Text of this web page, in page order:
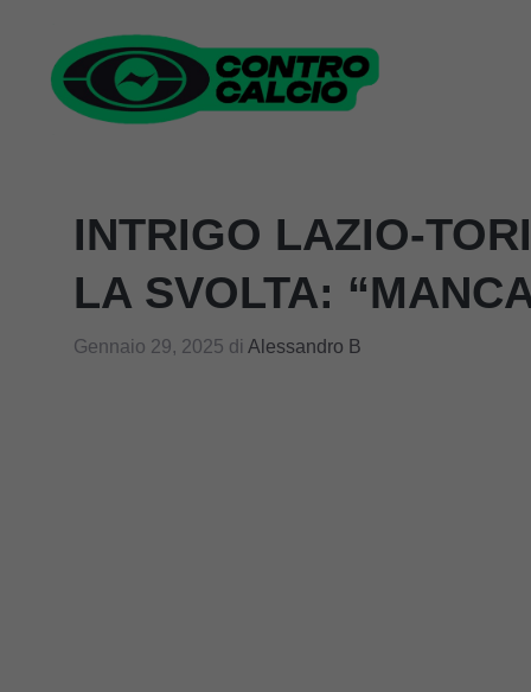
contenuto
INTRIGO LAZIO-
LA SVOLTA:
Gennaio 29, 2025 di Alessandro B